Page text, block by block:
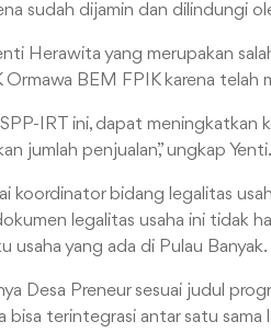
sudah dijamin dan dilindungi
Herawita yang merupakan
Ormawa BEM FPIK karena telah
IRT ini, dapat meningkatkan
jumlah penjualan,” ungkap Yenti.
koordinator bidang legalitas
legalitas usaha ini tidak
usaha yang ada di Pulau Banyak.
Desa Preneur sesuai judul
bisa terintegrasi antar satu sama